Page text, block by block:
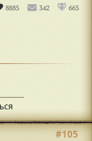
8885 342 665
#105